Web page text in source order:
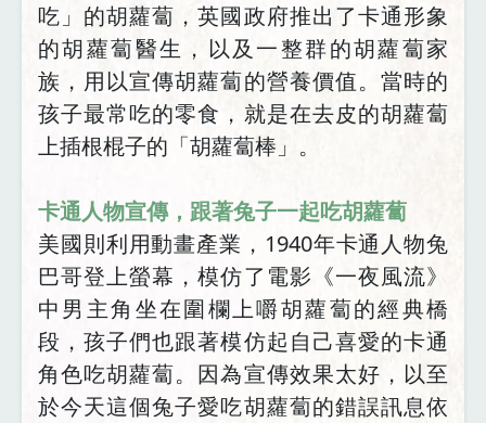
吃」的胡蘿蔔，英國政府推出了卡通形象
的胡蘿蔔醫生，以及一整群的胡蘿蔔家
族，用以宣傳胡蘿蔔的營養價值。當時的
孩子最常吃的零食，就是在去皮的胡蘿蔔
上插根棍子的「胡蘿蔔棒」。
卡通人物宣傳，跟著兔子一起吃胡蘿蔔
美國則利用動畫產業，1940年卡通人物兔
巴哥登上螢幕，模仿了電影《一夜風流》
中男主角坐在圍欄上嚼胡蘿蔔的經典橋
段，孩子們也跟著模仿起自己喜愛的卡通
角色吃胡蘿蔔。因為宣傳效果太好，以至
於今天這個兔子愛吃胡蘿蔔的錯誤訊息依